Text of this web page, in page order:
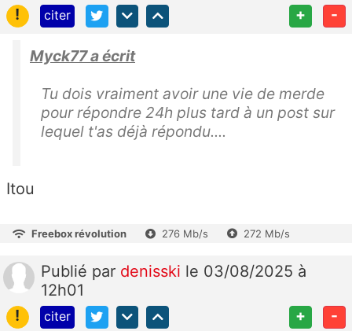
!
citer + -
Myck77 a écrit
Tu dois vraiment avoir une vie de merde
pour répondre 24h plus tard à un post sur
lequel t'as déjà répondu....
Itou
Freebox révolution 276 Mb/s 272 Mb/s
Publié par denisski le 03/08/2025 à
12h01
!
citer + -